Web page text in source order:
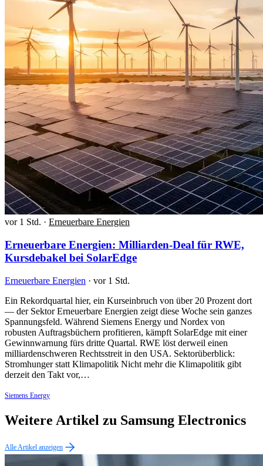
vor 1 Std. · Erneuerbare Energien
Erneuerbare Energien: Milliarden-Deal für RWE,
Kursdebakel bei SolarEdge
Erneuerbare Energien · vor 1 Std.
Ein Rekordquartal hier, ein Kurseinbruch von über 20 Prozent dort
— der Sektor Erneuerbare Energien zeigt diese Woche sein ganzes
Spannungsfeld. Während Siemens Energy und Nordex von
robusten Auftragsbüchern profitieren, kämpft SolarEdge mit einer
Gewinnwarnung fürs dritte Quartal. RWE löst derweil einen
milliardenschweren Rechtsstreit in den USA. Sektorüberblick:
Stromhunger statt Klimapolitik Nicht mehr die Klimapolitik gibt
derzeit den Takt vor,…
Siemens Energy
Weitere Artikel zu Samsung Electronics
Alle Artikel anzeigen